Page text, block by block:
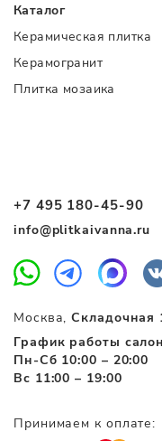
+7 495 180-45-90
info@plitkaivanna.ru
Москва,Складочная
График работы
Пн-Сб 10:00 – 20:00
Вс 11:00 – 19:00
Каталог
Керамическая плитка
Керамогранит
Плитка мозаика
Принимаем к оплате: